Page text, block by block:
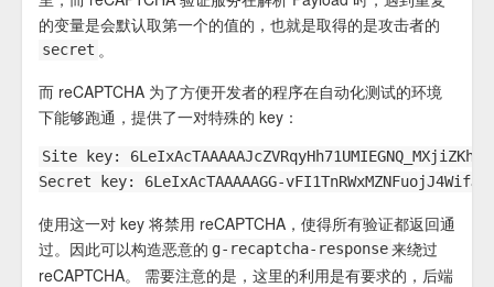
的变量是会默认取第一个的值的，也就是取得的是攻击者的
secret 。
而 reCAPTCHA 为了方便开发者的程序在自动化测试的环境
下能够跑通，提供了一对特殊的 key：
Site key: 6LeIxAcTAAAAAJcZVRqyHh71UMIEGNQ_MXjiZKhI
使用这一对 key 将禁用 reCAPTCHA，使得所有验证都返回通
过。因此可以构造恶意的 g-recaptcha-response 来绕过
reCAPTCHA。 需要注意的是，这里的利用是有要求的，后端